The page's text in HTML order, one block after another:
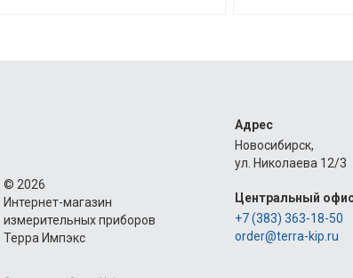
© 2026
Интернет-магазин
измерительных приборов
Терра Импэкс
Адрес
Новосибирск,
ул. Николаева 12/3
Центральный
+7 (383) 363-18-50
order@terra-kip.ru